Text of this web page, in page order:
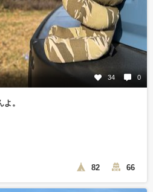
34 0
。
82 66